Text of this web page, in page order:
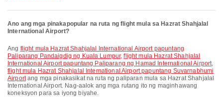
Ano ang mga pinakapopular na ruta ng flight mula sa Hazrat Shahjalal
International Airport?
Ang flight mula Hazrat Shahjalal International Airport papuntang
Paliparang Pandaigdig ng Kuala Lumpur,flight mula Hazrat Shahjalal
International Airport papuntang Paliparang ng Hamad International Airport,
flight mula Hazrat Shahjalal International Airport papuntang Suvarnabhumi
Airportang mga pinakasikat na ruta ng paliparan mula sa Hazrat Shahjalal
International Airport. Nag-aalok ang mga rutang ito ng maginhawang
koneksyon para sa iyong biyahe.